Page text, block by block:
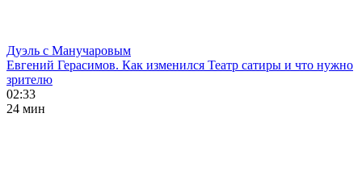
Дуэль с Манучаровым
Евгений Герасимов. Как изменился Театр сатиры и что нужно
зрителю
02:33
24 мин